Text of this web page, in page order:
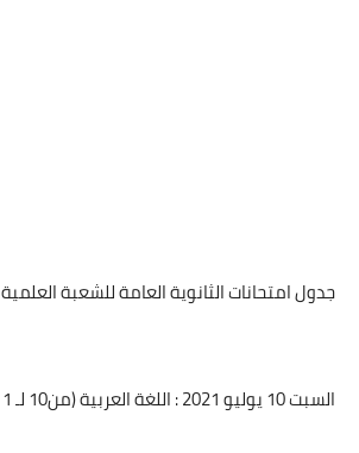
جدول امتحانات الثانوية العامة للشعبة العلمية
السبت 10 يوليو 2021 : اللغة العربية (من10 لـ 1 ظهرا)